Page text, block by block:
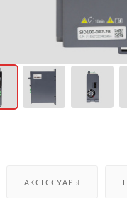
АКСЕССУАРЫ